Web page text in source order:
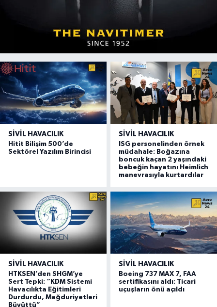
SIVIL HAVACILIK
Hitit Bilişim 500’de
Sektörel Yazılım Birincisi
SIVIL HAVACILIK
ISG personelinden örnek
müdahale: Boğazına
boncuk kaçan 2 yaşındaki
bebeğin hayatını Heimlich
manevrasıyla kurtardılar
SIVIL HAVACILIK
HTKSEN’den SHGM’ye
Sert Tepki: “KDM Sistemi
Havacılıkta Eğitimleri
Durdurdu, Mağduriyetleri
Büyüttü”
SIVIL HAVACILIK
Boeing 737 MAX 7, FAA
sertifikasını aldı: Ticari
uçuşların önü açıldı